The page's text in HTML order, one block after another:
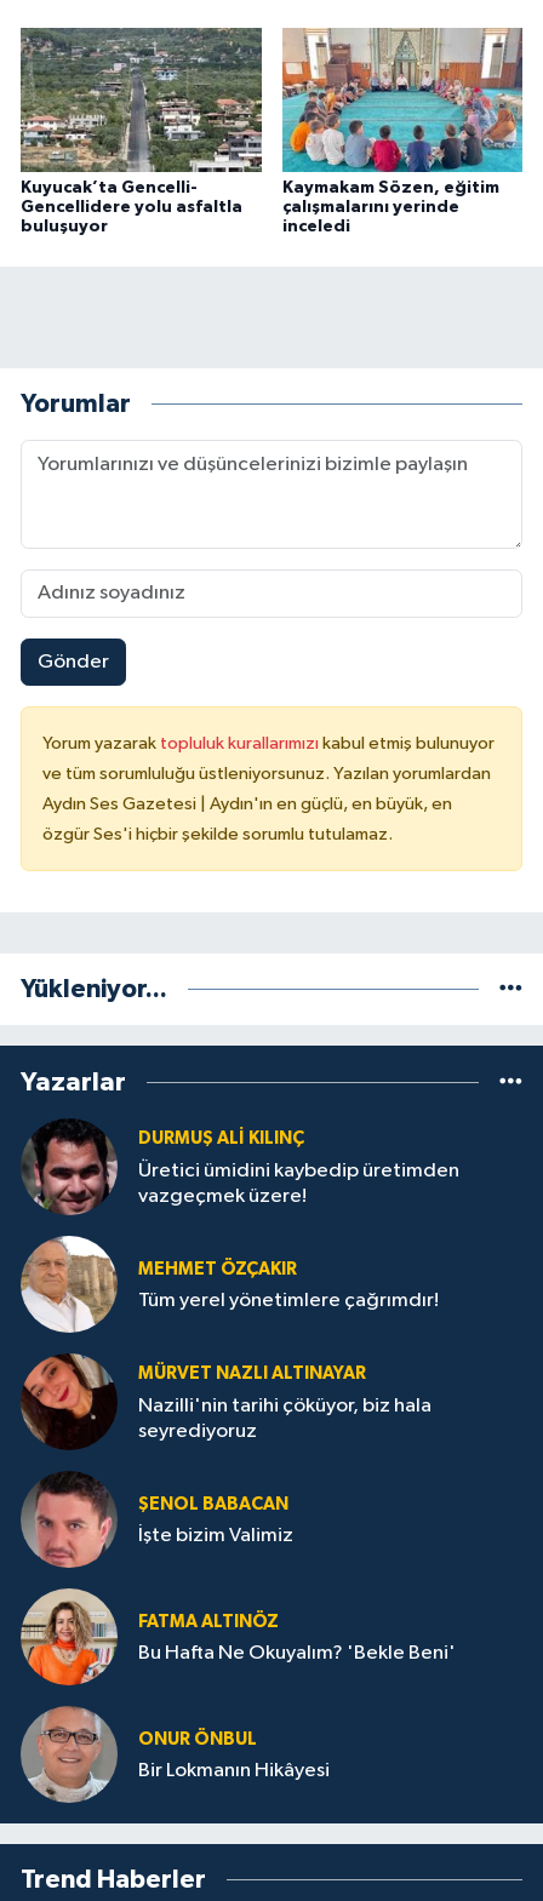
Kuyucak’ta Gencelli-
Gencellidere yolu asfaltla
buluşuyor
Kaymakam Sözen, eğitim
çalışmalarını yerinde
inceledi
Yorumlar
Gönder
Yorum yazarak topluluk kurallarımızı kabul etmiş bulunuyor
ve tüm sorumluluğu üstleniyorsunuz. Yazılan yorumlardan
Aydın Ses Gazetesi | Aydın'ın en güçlü, en büyük, en
özgür Ses'i hiçbir şekilde sorumlu tutulamaz.
Yükleniyor...
Yazarlar
DURMUŞ ALI KILINÇ
Üretici ümidini kaybedip üretimden
vazgeçmek üzere!
MEHMET ÖZÇAKIR
Tüm yerel yönetimlere çağrımdır!
MÜRVET NAZLI ALTINAYAR
Nazilli'nin tarihi çöküyor, biz hala
seyrediyoruz
ŞENOL BABACAN
İşte bizim Valimiz
FATMA ALTINÖZ
Bu Hafta Ne Okuyalım? 'Bekle Beni'
ONUR ÖNBUL
Bir Lokmanın Hikâyesi
Trend Haberler